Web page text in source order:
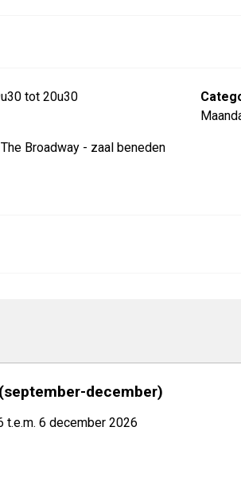
tot 20u30
Broadway - zaal beneden
december)
t.e.m. 6 december 2026